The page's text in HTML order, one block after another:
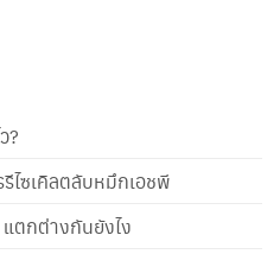
?
ไซเคิลตลับหมึกเอชพี
ตกต่างกันยังไง